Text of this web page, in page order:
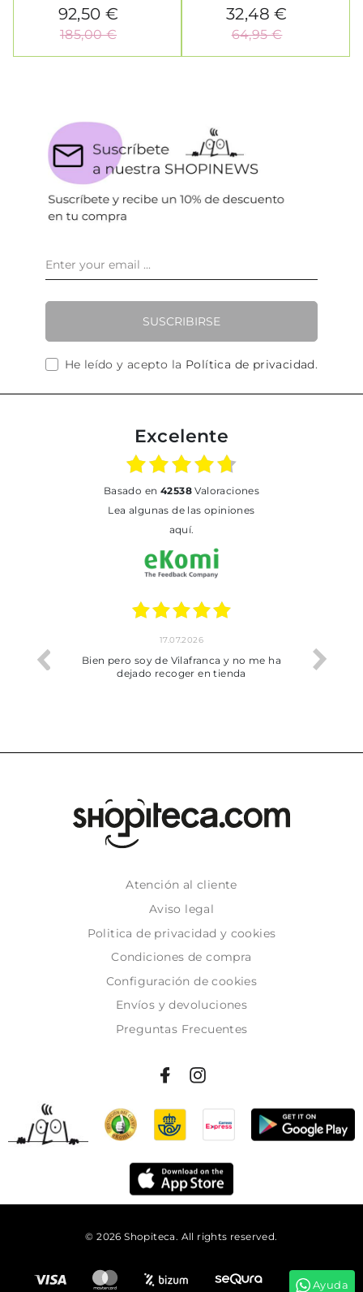
92,50 €
185,00 €
32,48 €
64,95 €
SUSCRIBIRSE
He leído y acepto la Política de privacidad.
Excelente
basado en 42538Valoraciones
Lea algunas de las opiniones
aquí.
trobat
17.07.2026
Bien pero soy de Vilafranca y no me ha
dejado recoger en tienda
Atención al cliente
Aviso legal
Politica de privacidad y cookies
Condiciones de compra
Configuración de cookies
Envíos y devoluciones
Preguntas Frecuentes
© 2026 Shopiteca. All rights reserved.
Ayuda